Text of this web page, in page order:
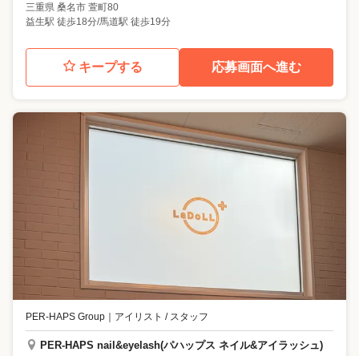
三重県 桑名市 萱町80
益生駅 徒歩18分/馬道駅 徒歩19分
キープする 応募画面へ進む
PER-HAPS Group アイリスト / スタッフ
PER-HAPS nail&eyelash(パハップス ネイル&アイラッシュ)